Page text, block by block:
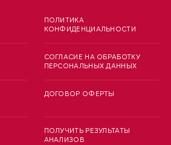
ПОЛИТИКА
КОНФИДЕНЦИАЛЬНОСТИ
СОГЛАСИЕ НА ОБРАБОТКУ
ПЕРСОНАЛЬНЫХ ДАННЫХ
ДОГОВОР ОФЕРТЫ
ПОЛУЧИТЬ РЕЗУЛЬТАТЫ
АНАЛИЗОВ